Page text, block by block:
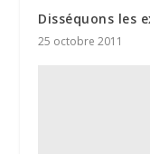
Disséquons les
25 octobre 2011